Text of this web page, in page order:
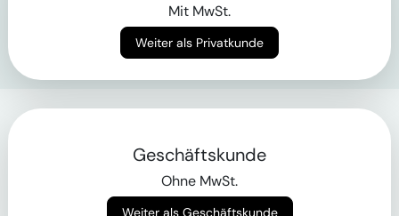
Mit MwSt.
Weiter als Privatkunde
Geschäftskunde
Ohne MwSt.
Weiter als Geschäftskunde